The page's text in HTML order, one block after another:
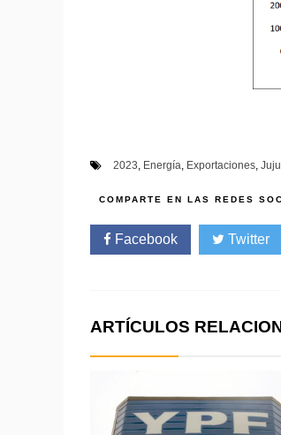
2023, Energía, Exportaciones,
Facebook Twitter
ARTÍCULOS